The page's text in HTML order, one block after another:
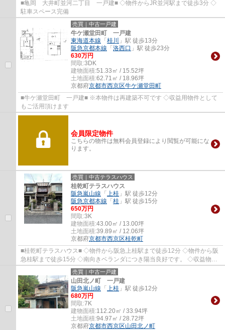
■亀岡 大井町並河二丁目 一戸建■ ◇物件からJR並河駅まで徒歩3分 ◇
駐車スペース完備
売買｜中古一戸建
牛ケ瀬堂田町 一戸建
東海道本線 「桂川
」駅 徒歩13分
阪急京都本線 「洛西口 」駅 徒歩23分
630万円
間取:3DK
建物面積:51.33㎡ / 15.52坪
土地面積:62.71㎡ / 18.96坪
京都府京都市西京区牛ケ瀬堂田町
■牛ケ瀬堂田町 一戸建■ ※本物件は再建築不可です ◇収益用物件として
もご活用頂けます
会員限定物件
こちらの物件は無料会員登録により閲覧が可能にな
ります。
売買｜中古テラスハウス
桂乾町テラスハウス
阪急嵐山線 「 上桂 」駅 徒歩12分
阪急京都本線 「桂 」駅 徒歩15分
650万円
間取:3K
建物面積:43.00㎡ / 13.00坪
土地面積:39.89㎡ / 12.06坪
京都府京都市西京区桂乾町
■桂乾町テラスハウス■ ◇物件から阪急上桂駅まで徒歩12分 ◇物件から阪
急桂駅まで徒歩15分 ◇南向きベランダにつき陽当良好です。 ◇収益物件
としてもご検討いただけます。
売買｜中古一戸建
山田北ノ町 一戸建
阪急嵐山線 「 上桂 」駅 徒歩12分
680万円
間取:7K
建物面積:112.20㎡ / 33.94坪
土地面積:94.97㎡ / 28.72坪
京都府京都市西京区山田北ノ町